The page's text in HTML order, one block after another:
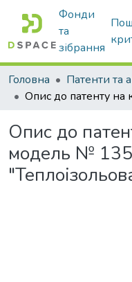
Фонди
та
зібрання
Головна
Опис до
модель №